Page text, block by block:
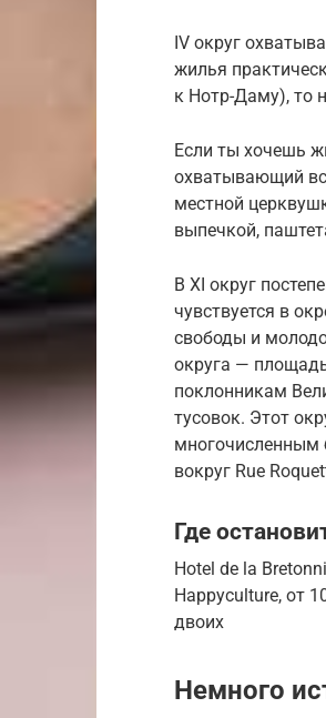
IV округ
жилья
к Нотр-Даму), то
Если ты хочешь
охватывающий
местной
выпечкой,
В XI округ
чувствуется в
свободы и
округа —
поклонникам
тусовок. Этот
многочисленным
вокруг Rue
Где
Hotel de la
Happyculture, от
двоих
Немного